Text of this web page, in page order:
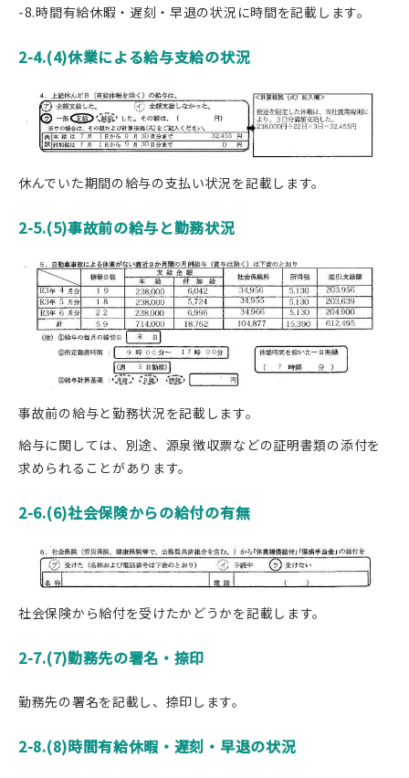
-8.時間有給休暇・遅刻・早退の状況に時間を記載します。
2-4.(4)休業による給与支給の状況
休んでいた期間の給与の支払い状況を記載します。
2-5.(5)事故前の給与と勤務状況
事故前の給与と勤務状況を記載します。
給与に関しては、別途、源泉徴収票などの証明書類の添付を
求められることがあります。
2-6.(6)社会保険からの給付の有無
社会保険から給付を受けたかどうかを記載します。
2-7.(7)勤務先の署名・捺印
勤務先の署名を記載し、捺印します。
2-8.(8)時間有給休暇・遅刻・早退の状況